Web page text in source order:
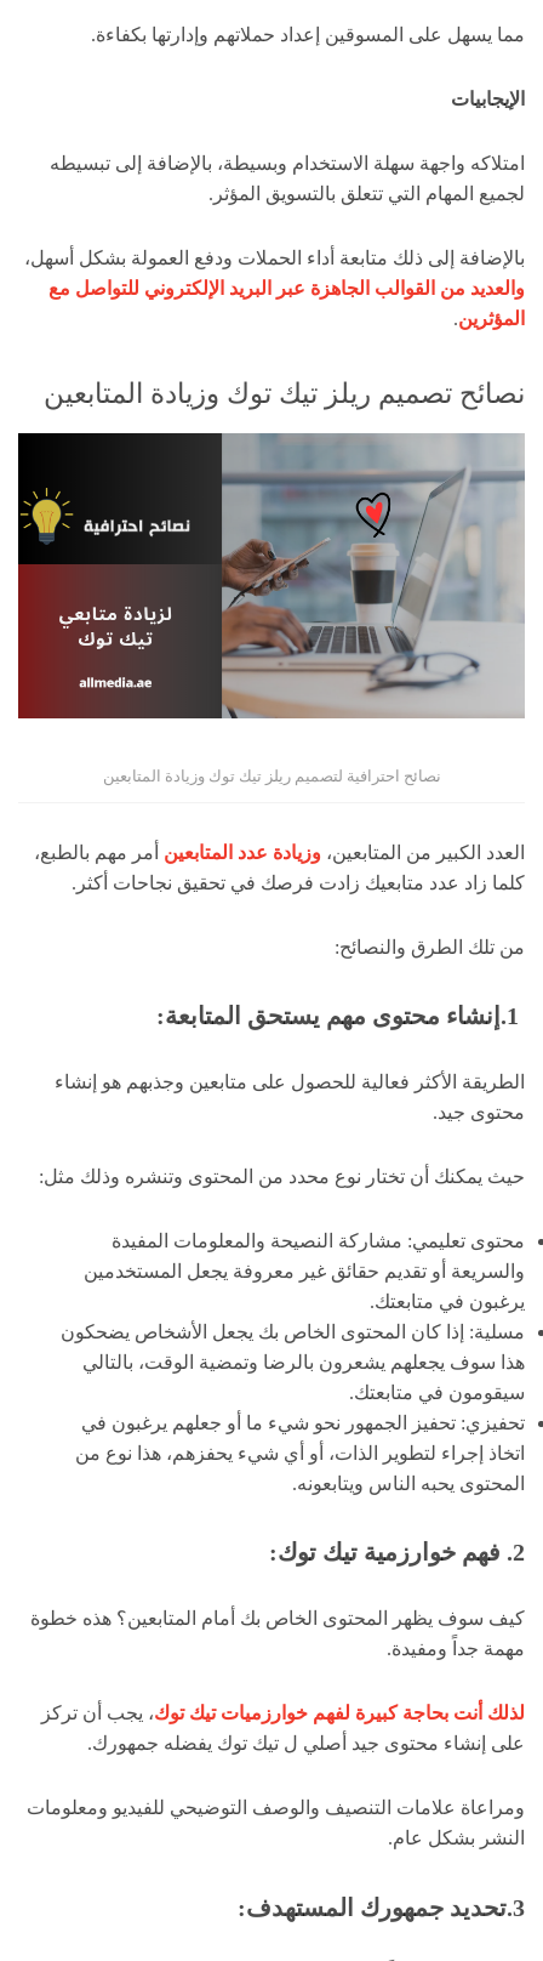
مما يسهل على المسوقين إعداد حملاتهم وإدارتها بكفاءة.
الإيجابيات
امتلاكه واجهة سهلة الاستخدام وبسيطة، بالإضافة إلى تبسيطه
لجميع المهام التي تتعلق بالتسويق المؤثر.
بالإضافة إلى ذلك متابعة أداء الحملات ودفع العمولة بشكل أسهل،
والعديد من القوالب الجاهزة عبر البريد الإلكتروني للتواصل مع
المؤثرين.
نصائح تصميم ريلز تيك توك وزيادة المتابعين
نصائح احترافية لتصميم ريلز تيك توك وزيادة المتابعين
العدد الكبير من المتابعين، وزيادة عدد المتابعين أمر مهم بالطبع،
كلما زاد عدد متابعيك زادت فرصك في تحقيق نجاحات أكثر.
من تلك الطرق والنصائح:
الطريقة الأكثر فعالية للحصول على متابعين وجذبهم هو إنشاء
محتوى جيد.
حيث يمكنك أن تختار نوع محدد من المحتوى وتنشره وذلك مثل:
محتوى تعليمي: مشاركة النصيحة والمعلومات المفيدة
والسريعة أو تقديم حقائق غير معروفة يجعل المستخدمين
يرغبون في متابعتك.
مسلية: إذا كان المحتوى الخاص بك يجعل الأشخاص يضحكون
هذا سوف يجعلهم يشعرون بالرضا وتمضية الوقت، بالتالي
سيقومون في متابعتك.
تحفيزي: تحفيز الجمهور نحو شيء ما أو جعلهم يرغبون في
اتخاذ إجراء لتطوير الذات، أو أي شيء يحفزهم، هذا نوع من
المحتوى يحبه الناس ويتابعونه.
2. فهم خوارزمية تيك توك:
كيف سوف يظهر المحتوى الخاص بك أمام المتابعين؟ هذه خطوة
مهمة جداً ومفيدة.
لذلك أنت بحاجة كبيرة لفهم خوارزميات تيك توك، يجب أن تركز
على إنشاء محتوى جيد أصلي ل تيك توك يفضله جمهورك.
ومراعاة علامات التنصيف والوصف التوضيحي للفيديو ومعلومات
النشر بشكل عام.
3.تحديد جمهورك المستهدف: